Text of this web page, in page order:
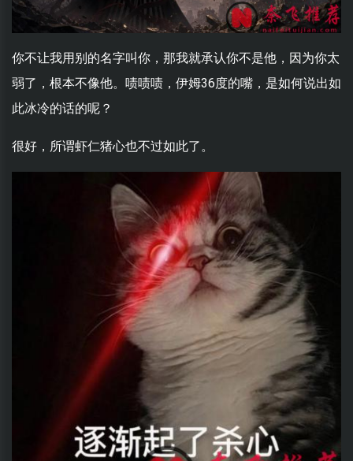
你不让我用别的名字叫你，那我就承认你不是他，因为你太
弱了，根本不像他。啧啧啧，伊姆36度的嘴，是如何说出如
此冰冷的话的呢？
很好，所谓虾仁猪心也不过如此了。